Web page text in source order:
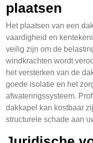
plaatsen
Het plaatsen van een
vaardigheid en
veilig zijn om de
windkrachten wordt
het versterken van de
goede isolatie en het
afwateringssysteem.
dakkapel kan kostbaar
structurele schade aan